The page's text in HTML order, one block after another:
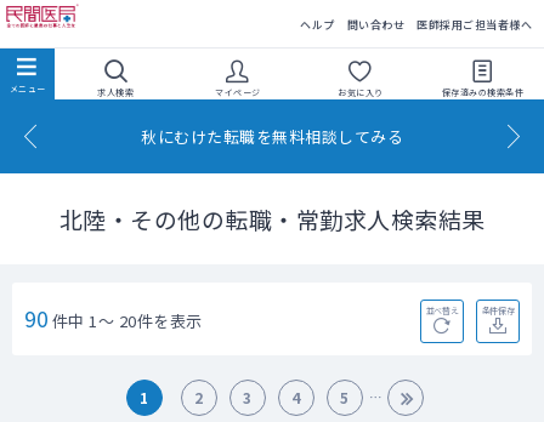
ヘルプ 問い合わせ 医師採用ご担当者様へ
求人検索 マイページ お気に入り 保存済みの検索条件
秋にむけた転職を無料相談してみる
北陸・その他の転職・常勤求人検索結果
90 件中 1～ 20件を表示 並べ替え 条件保存
1 2 3 4 5